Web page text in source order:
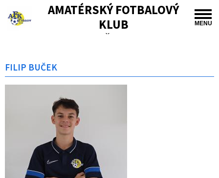
MENU
AMATÉRSKÝ FOTBALOVÝ
KLUB
TIŠNOV
FILIP BUČEK